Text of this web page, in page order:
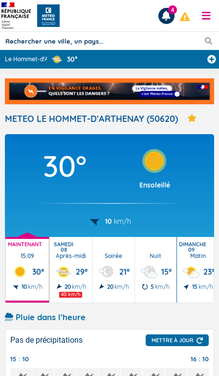
Prévisions
TOUS LES RÉSULTATS
Articles
4
Le Hommet-d'Art... 30°
METEO LE HOMMET-D'ARTHENAY (50620)
30°
Ensoleillé
10 km/h
MAINTENANT
15:09
30°
10 km/h
SAMEDI
08
Après-midi
29°
20 km/h
40 km/h
Soirée
21°
20 km/h
Nuit
15°
5 km/h
DIMANCHE
09
Matin
23°
15 km/h
Pluie dans l'heure
Pas de précipitations METTRE À JOUR
15 : 10 16 : 10